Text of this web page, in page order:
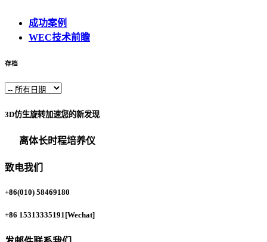
成功案例
WEC技术前瞻
存档
3D仿生旋转加速您的新发现
离体长时程培养仪
致电我们
+86(010) 58469180
+86 15313335191 [Wechat]